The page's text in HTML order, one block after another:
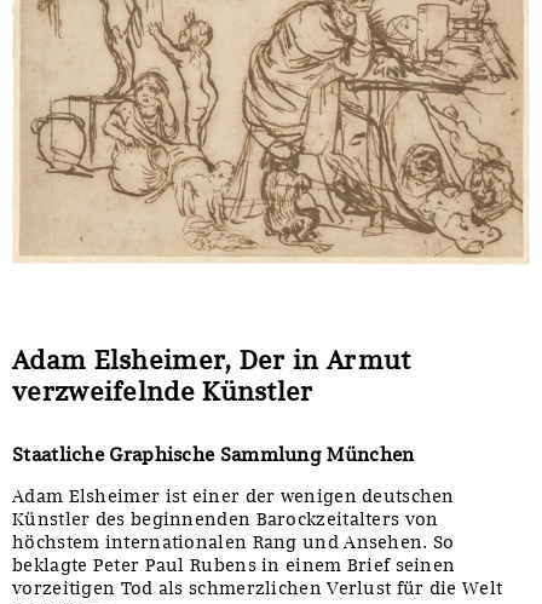
Adam Elsheimer, Der in Armut
verzweifelnde Künstler
Staatliche Graphische Sammlung München
Adam Elsheimer ist einer der wenigen deutschen
Künstler des beginnenden Barockzeitalters von
höchstem internationalen Rang und Ansehen. So
beklagte Peter Paul Rubens in einem Brief seinen
vorzeitigen Tod als schmerzlichen Verlust für die Welt
Sonstiges